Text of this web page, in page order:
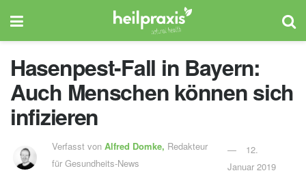
Hasenpest-Fall in Bayern:
Auch Menschen können sich
infizieren
Verfasst von Alfred Domke, Redakteur
für Gesundheits-News
12.
Januar 2019